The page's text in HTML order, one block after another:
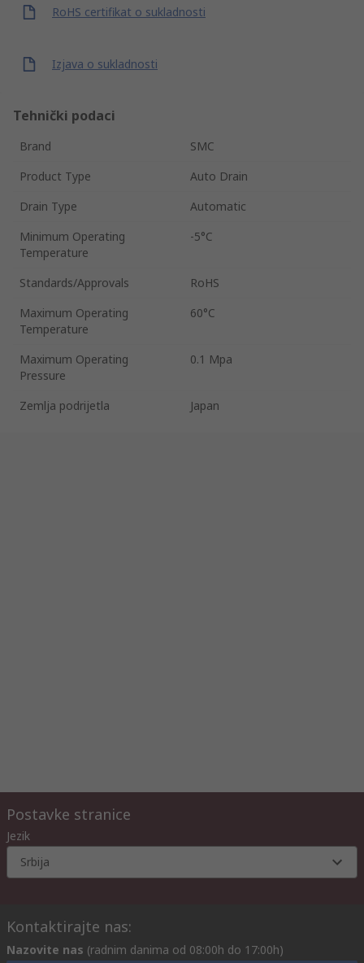
RoHS certifikat o sukladnosti
Izjava o sukladnosti
Tehnički podaci
Brand
SMC
Product Type
Auto Drain
Drain Type
Automatic
Minimum Operating
Temperature
-5°C
Standards/Approvals
RoHS
Maximum Operating
Temperature
60°C
Maximum Operating
Pressure
0.1 Mpa
Zemlja podrijetla Japan
Postavke stranice
Jezik
Srbija
Kontaktirajte nas:
Nazovite nas (radnim danima od 08:00h do 17:00h)